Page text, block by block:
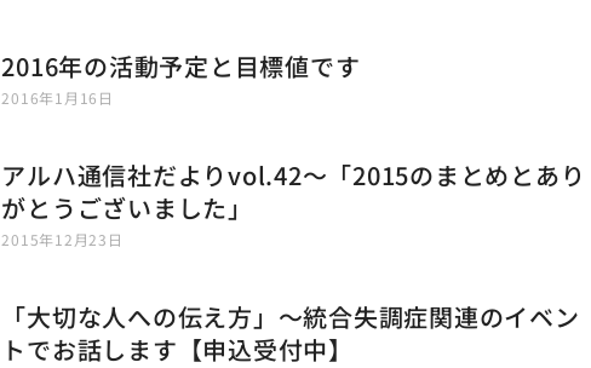
2016年の活動予定と目標値です
2016年1月16日
アルハ通信社だよりvol.42〜「2015のまとめとあり
がとうございました」
2015年12月23日
「大切な人への伝え方」〜統合失調症関連のイベン
トでお話します【申込受付中】